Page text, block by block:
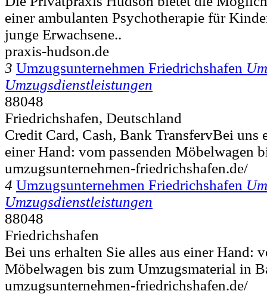
einer ambulanten Psychotherapie für
junge Erwachsene..
praxis-hudson.de
3 Umzugsunternehmen Friedrichshafen
Umzugsdienstleistungen
88048
Friedrichshafen, Deutschland
Credit Card, Cash, Bank TransfervBei uns
einer Hand: vom passenden Möbelwagen
umzugsunternehmen-friedrichshafen.de/
4 Umzugsunternehmen Friedrichshafen
Umzugsdienstleistungen
88048
Friedrichshafen
Bei uns erhalten Sie alles aus einer Hand:
Möbelwagen bis zum Umzugsmaterial in
umzugsunternehmen-friedrichshafen.de/